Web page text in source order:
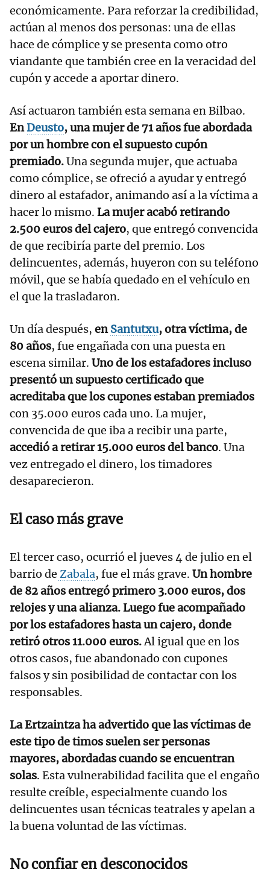
económicamente. Para reforzar la credibilidad,
actúan al menos dos personas: una de ellas
hace de cómplice y se presenta como otro
viandante que también cree en la veracidad del
cupón y accede a aportar dinero.
Así actuaron también esta semana en Bilbao.
EnDeusto, una mujer de 71 años fue abordada
por un hombre con el supuesto cupón
premiado.Una segunda mujer, que actuaba
como cómplice, se ofreció a ayudar y entregó
dinero al estafador, animando así a la víctima a
hacer lo mismo. La mujer acabó retirando
2.500 euros del cajero, que entregó convencida
de que recibiría parte del premio. Los
delincuentes, además, huyeron con su teléfono
móvil, que se había quedado en el vehículo en
el que la trasladaron.
Un día después, enSantutxu, otra víctima, de
80 años, fue engañada con una puesta en
escena similar. Uno de los estafadores incluso
presentó un supuesto certificado que
acreditaba que los cupones estaban premiados
con 35.000 euros cada uno. La mujer,
convencida de que iba a recibir una parte,
accedió a retirar 15.000 euros del banco. Una
vez entregado el dinero, los timadores
desaparecieron.
El caso más grave
El tercer caso, ocurrió el jueves 4 de julio en el
barrio de Zabala, fue el más grave. Un hombre
de 82 años entregó primero 3.000 euros, dos
relojes y una alianza. Luego fue acompañado
por los estafadores hasta un cajero, donde
retiró otros 11.000 euros.Al igual que en los
otros casos, fue abandonado con cupones
falsos y sin posibilidad de contactar con los
responsables.
La Ertzaintza ha advertido que las víctimas de
este tipo de timos suelen ser personas
mayores, abordadas cuando se encuentran
solas. Esta vulnerabilidad facilita que el engaño
resulte creíble, especialmente cuando los
delincuentes usan técnicas teatrales y apelan a
la buena voluntad de las víctimas.
No confiar en desconocidos